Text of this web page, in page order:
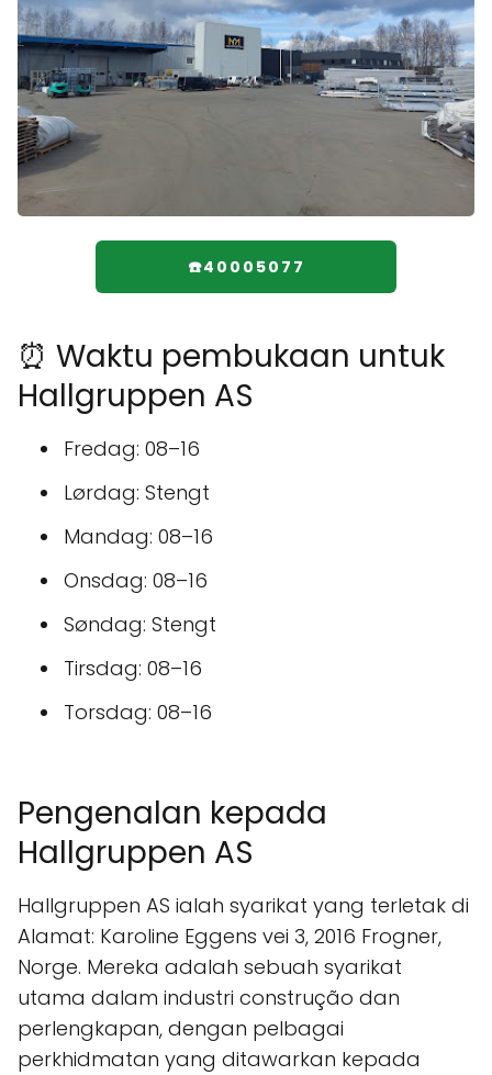
☎️40005077
⏰ Waktu pembukaan untuk
Hallgruppen AS
Fredag: 08–16
Lørdag: Stengt
Mandag: 08–16
Onsdag: 08–16
Søndag: Stengt
Tirsdag: 08–16
Torsdag: 08–16
Pengenalan kepada
Hallgruppen AS
Hallgruppen AS ialah syarikat yang terletak di
Alamat: Karoline Eggens vei 3, 2016 Frogner,
Norge. Mereka adalah sebuah syarikat
utama dalam industri construção dan
perlengkapan, dengan pelbagai
perkhidmatan yang ditawarkan kepada